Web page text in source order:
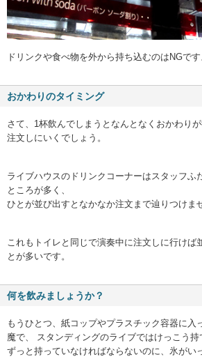
ドリンクや食べ物を外から持ち込むのはNGです
おかわりのタイミング
さて、1杯飲んでしまうとなんとなくおかわり
注文しにいくでしょう。
ライブハウスのドリンクコーナーはスタッフふ
ところが多く、
ひとが並び出すとなかなか注文まで辿りつけま
これもトイレと同じで演奏中に注文しに行けば
とが多いです。
何を飲みましょうか？
もうひとつ、紙コップやプラスチック容器に入
魔で、 スタンディングのライブではけっこう持
ずっと持っていなければならないのに、氷がい